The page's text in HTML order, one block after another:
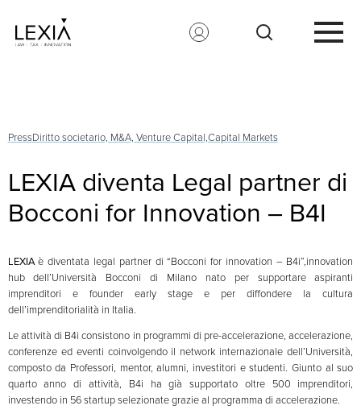
PressDiritto societario, M&A, Venture Capital,Capital Markets
LEXIA diventa Legal partner di
Bocconi for Innovation – B4I
LEXIAè diventata legal partner di “Bocconi for innovation – B4i”,innovation
hub dell’Università Bocconi di Milano nato per supportare aspiranti
imprenditori e founder early stage e per diffondere la cultura
dell’imprenditorialità in Italia.
Le attività di B4i consistono in programmi di pre-accelerazione, accelerazione,
conferenze ed eventi coinvolgendo il network internazionale dell’Università,
composto da Professori, mentor, alumni, investitori e studenti. Giunto al suo
quarto anno di attività, B4i ha già supportato oltre 500 imprenditori,
investendo in 56 startup selezionate grazie al programma di accelerazione.